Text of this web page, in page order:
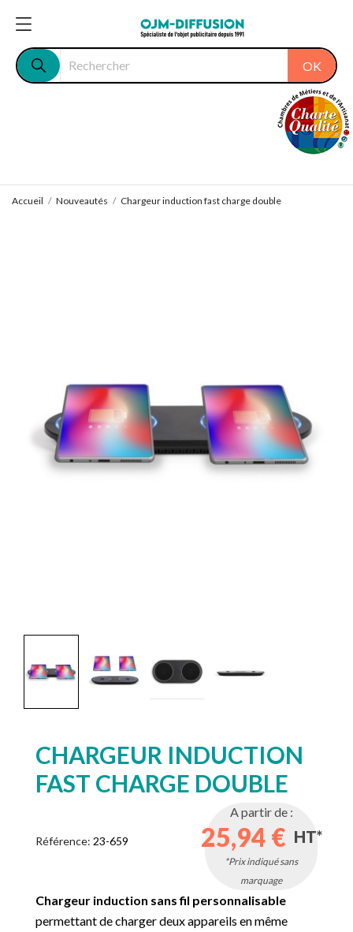
OK
Accueil Nouveautés Chargeur induction fast charge double
CHARGEUR INDUCTION
FAST CHARGE DOUBLE
Référence: 23-659
A partir de :
25,94 € HT*
*Prix indiqué sans
marquage
Chargeur induction sans fil personnalisable
permettant de charger deux appareils en même